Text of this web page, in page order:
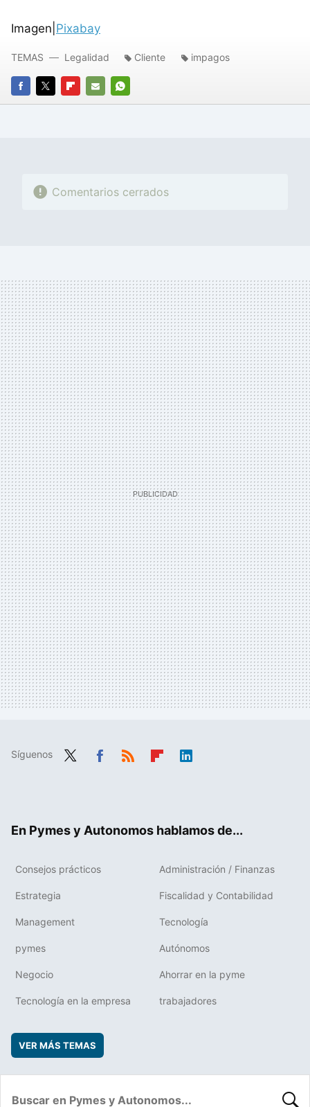
Imagen| Pixabay
FACEBOOK
TWITTERFLIPBOARD
E-
WHATSAPP
TEMAS Legalidad Cliente impagos
Comentarios cerrados
Síguenos
En Pymes y Autonomos hablamos de...
Consejos prácticos Administración / Finanzas
Estrategia Fiscalidad y Contabilidad
Management Tecnología
pymes Autónomos
Negocio Ahorrar en la pyme
Tecnología en la empresa trabajadores
VER MÁS TEMAS